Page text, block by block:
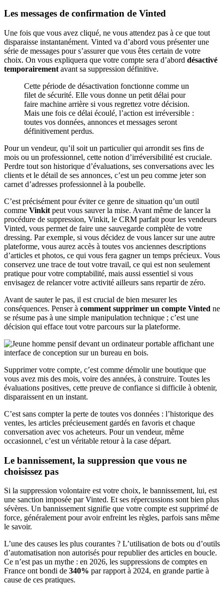
Les messages de confirmation de Vinted
Une fois que vous avez cliqué, ne vous attendez pas à ce que tout
disparaisse instantanément. Vinted va d’abord vous présenter une
série de messages pour s’assurer que vous êtes certain de votre
choix. On vous expliquera que votre compte sera d’abord désactivé
temporairement avant sa suppression définitive.
Cette période de désactivation fonctionne comme un
filet de sécurité. Elle vous donne un petit délai pour
faire machine arrière si vous regrettez votre décision.
Mais une fois ce délai écoulé, l’action est irréversible :
toutes vos données, annonces et messages seront
définitivement perdus.
Pour un vendeur, qu’il soit un particulier qui arrondit ses fins de
mois ou un professionnel, cette notion d’irréversibilité est cruciale.
Perdre tout son historique d’évaluations, ses conversations avec les
clients et le détail de ses annonces, c’est un peu comme jeter son
carnet d’adresses professionnel à la poubelle.
C’est précisément pour éviter ce genre de situation qu’un outil
comme Vinkit peut vous sauver la mise. Avant même de lancer la
procédure de suppression, Vinkit, le CRM parfait pour les vendeurs
Vinted, vous permet de faire une sauvegarde complète de votre
dressing. Par exemple, si vous décidez de vous lancer sur une autre
plateforme, vous aurez accès à toutes vos anciennes descriptions
d’articles et photos, ce qui vous fera gagner un temps précieux. Vous
conservez une trace de tout votre travail, ce qui est non seulement
pratique pour votre comptabilité, mais aussi essentiel si vous
envisagez de relancer votre activité ailleurs sans repartir de zéro.
Avant de sauter le pas, il est crucial de bien mesurer les
conséquences. Penser à comment supprimer un compte Vinted ne
se résume pas à une simple manipulation technique ; c’est une
décision qui efface tout votre parcours sur la plateforme.
Supprimer votre compte, c’est comme démolir une boutique que
vous avez mis des mois, voire des années, à construire. Toutes les
évaluations positives, cette preuve de confiance si difficile à obtenir,
disparaissent en un instant.
C’est sans compter la perte de toutes vos données : l’historique des
ventes, les articles précieusement gardés en favoris et chaque
conversation avec vos acheteurs. Pour un vendeur, même
occasionnel, c’est un véritable retour à la case départ.
Le bannissement, la suppression que vous ne
choisissez pas
Si la suppression volontaire est votre choix, le bannissement, lui, est
une sanction imposée par Vinted. Et ses répercussions sont bien plus
sévères. Un bannissement signifie que votre compte est supprimé de
force, généralement pour avoir enfreint les règles, parfois sans même
le savoir.
L’une des causes les plus courantes ? L’utilisation de bots ou d’outils
d’automatisation non autorisés pour republier des articles en boucle.
Ce n’est pas un mythe : en 2026, les suppressions de comptes en
France ont bondi de 340% par rapport à 2024, en grande partie à
cause de ces pratiques.